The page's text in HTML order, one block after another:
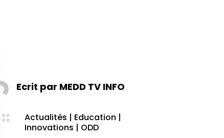
Ecrit par MEDD TV INFO
 Actualités | Education |
Innovations | ODD